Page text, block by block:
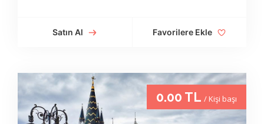
Satın Al Favorilere Ekle
0.00 TL / Kişi başı